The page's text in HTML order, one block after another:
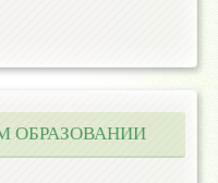
ОБРАЗОВАНИИ